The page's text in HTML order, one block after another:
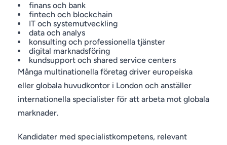
finans och bank
fintech och blockchain
IT och systemutveckling
data och analys
konsulting och professionella tjänster
digital marknadsföring
kundsupport och shared service centers
Många multinationella företag driver europeiska
eller globala huvudkontor i London och anställer
internationella specialister för att arbeta mot globala
marknader.
Kandidater med specialistkompetens, relevant